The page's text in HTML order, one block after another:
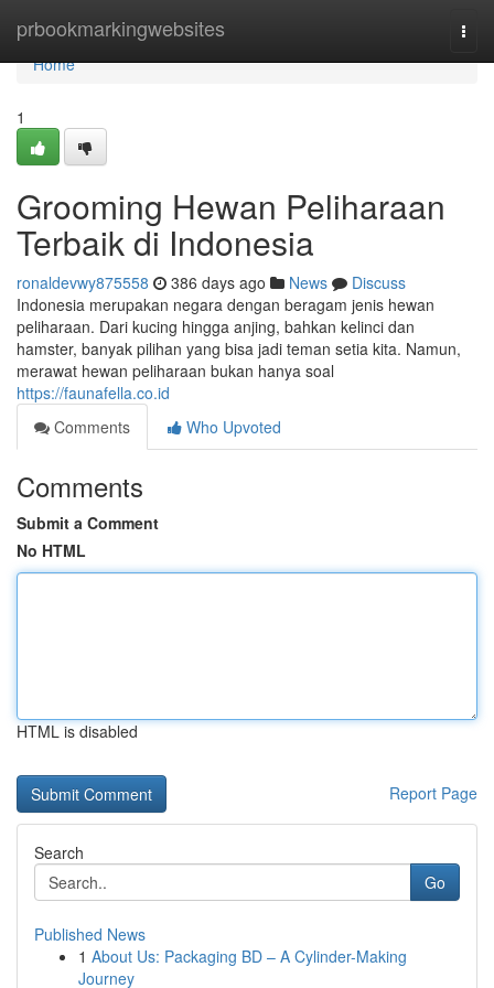
prbookmarkingwebsites
Home
Home
1
Grooming Hewan Peliharaan
Terbaik di Indonesia
ronaldevwy875558 386 days ago News
Discuss
Indonesia merupakan negara dengan beragam jenis hewan
peliharaan. Dari kucing hingga anjing, bahkan kelinci dan
hamster, banyak pilihan yang bisa jadi teman setia kita. Namun,
merawat hewan peliharaan bukan hanya soal
https://faunafella.co.id
Comments
Who Upvoted
Comments
Submit a Comment
No HTML
HTML is disabled
Report Page
Search
Go
Published News
1 About Us: Packaging BD – A Cylinder-Making
Journey